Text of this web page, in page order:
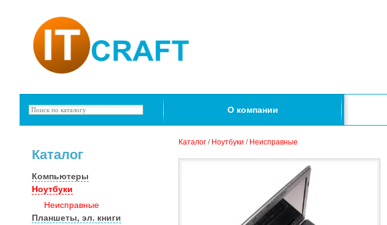
О компании
Каталог
Компьютеры
Ноутбуки
Неисправные
Планшеты, эл. книги
Каталог / Ноутбуки / Неисправные